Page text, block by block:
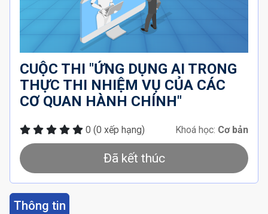
CUỘC THI "ỨNG DỤNG AI TRONG
THỰC THI NHIỆM VỤ CỦA CÁC
CƠ QUAN HÀNH CHÍNH"
0 (0 xếp hạng) Khoá học: Cơ bản
Đã kết thúc
Thông tin